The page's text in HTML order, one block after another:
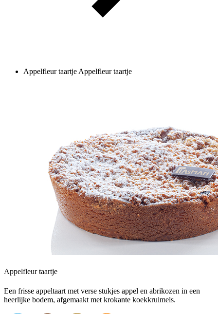
Appelfleur taartje Appelfleur taartje
Appelfleur taartje
Een frisse appeltaart met verse stukjes appel en abrikozen in een
heerlijke bodem, afgemaakt met krokante koekkruimels.